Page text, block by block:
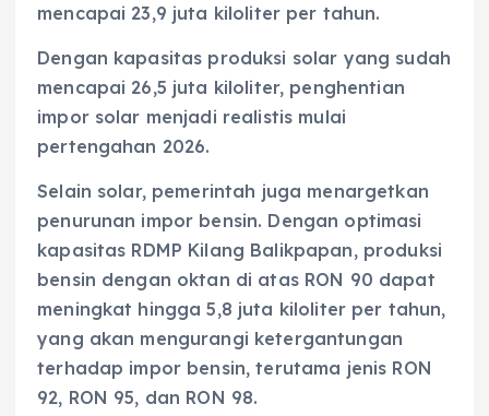
mencapai 23,9 juta kiloliter per tahun.
Dengan kapasitas produksi solar yang sudah
mencapai 26,5 juta kiloliter, penghentian
impor solar menjadi realistis mulai
pertengahan 2026.
Selain solar, pemerintah juga menargetkan
penurunan impor bensin. Dengan optimasi
kapasitas RDMP Kilang Balikpapan, produksi
bensin dengan oktan di atas RON 90 dapat
meningkat hingga 5,8 juta kiloliter per tahun,
yang akan mengurangi ketergantungan
terhadap impor bensin, terutama jenis RON
92, RON 95, dan RON 98.